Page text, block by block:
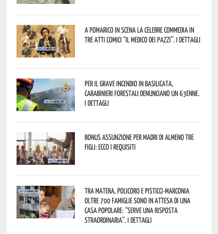
A Pomarico in scena la celebre commedia in
tre atti comici “Il medico dei pazzi”. I dettagli
Per il grave incendio in Basilicata,
Carabinieri forestali denunciano un 63enne.
I dettagli
Bonus assunzione per madri di almeno tre
figli: ecco i requisiti
Tra Matera, Policoro e Pisticci-Marconia
oltre 700 famiglie sono in attesa di una
casa popolare: “serve una risposta
straordinaria”. I dettagli